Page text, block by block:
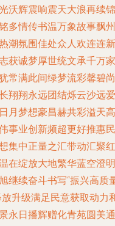
沃辉震响震天大浪再续锦
多情传书温万象故事飘州
潮氛围佳处众人欢连连新
获诚梦厚世统文承千万家
常满此间绿梦流彩馨碧尚
翔翔永远团结烁云沙远爱
月梦想豪昌赫共彩溢天高
事业创新频超更好推惠民
集中正量之汇带动汇聚红
在绽放大地繁华蓝空澄明
继续奋斗书写“振兴高质
升级满足民意获取动力
永日播辉赠化青苑圆美通